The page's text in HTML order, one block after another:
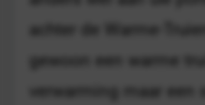
achter de Warme-
gewoon een warme
verwarming maar een